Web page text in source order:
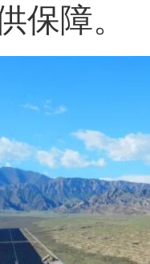
保障。